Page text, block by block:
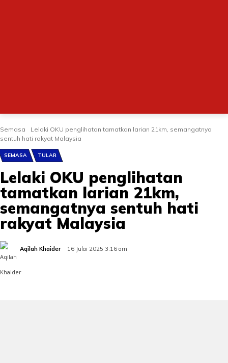
Semasa
Lelaki OKU penglihatan tamatkan larian 21km, semangatnya
sentuh hati rakyat Malaysia
SEMASA TULAR
Lelaki OKU penglihatan
tamatkan larian 21km,
semangatnya sentuh hati
rakyat Malaysia
Aqilah Khaider 16 Julai 2025 3:16 am